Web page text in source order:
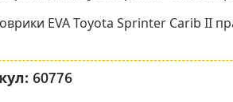
60776